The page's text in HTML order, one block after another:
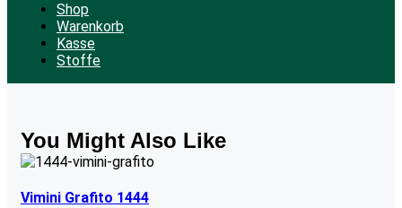
Shop
Warenkorb
Kasse
Stoffe
You Might Also Like
Vimini Grafito 1444